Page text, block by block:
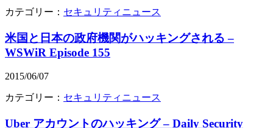
カテゴリー： セキュリティニュース
米国と日本の政府機関がハッキングされる –
WSWiR Episode 155
2015/06/07
カテゴリー： セキュリティニュース
Uber アカウントのハッキング – Daily Security